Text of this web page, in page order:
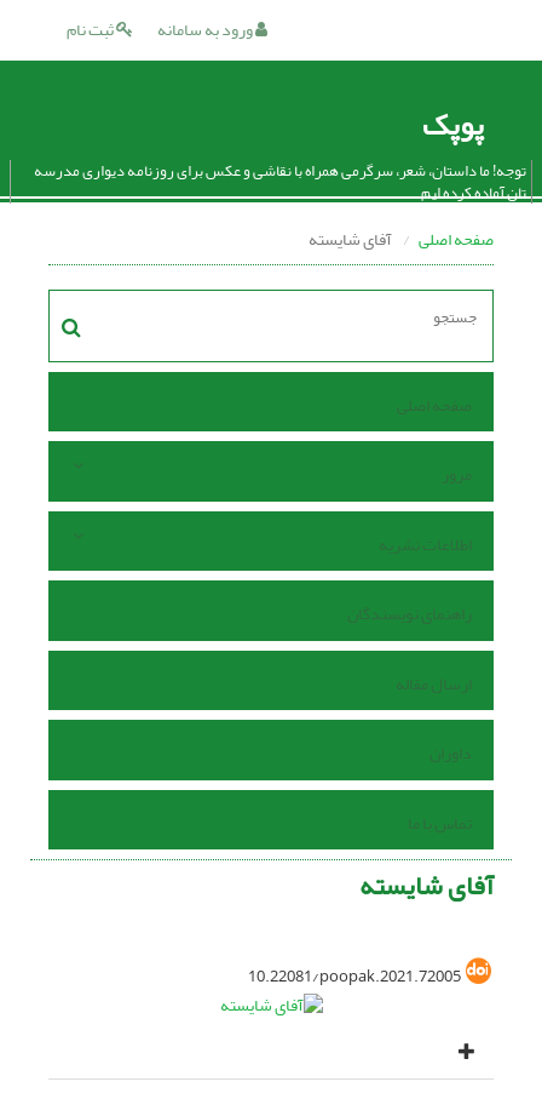
ثبت نام ورود به سامانه
پوپک
توجه! ما داستان، شعر، سرگرمی همراه با نقاشی و عکس برای روزنامه دیواری مدرسه
تان آماده کرده ایم.
صفحه اصلی آفای شایسته
صفحه اصلی
مرور
اطلاعات نشریه
راهنمای نویسندگان
ارسال مقاله
داوران
تماس با ما
آفای شایسته
10.22081/poopak.2021.72005